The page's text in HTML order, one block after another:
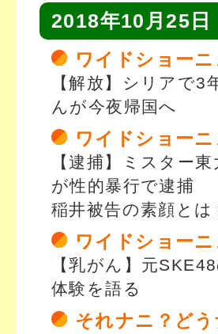
2018年10月25日
ワイドショーニ
【解放】シリアで
んが今夜帰国へ
ワイドショーニ
【逮捕】ミスター
が性的暴行で逮捕
稲井被告の素顔とは
ワイドショーニ
【乳がん】元
体験を語る
それナニ？どう